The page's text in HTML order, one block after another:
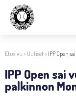
Etusivu > Uutiset> IPP Open
IPP Open sai
palkinnon